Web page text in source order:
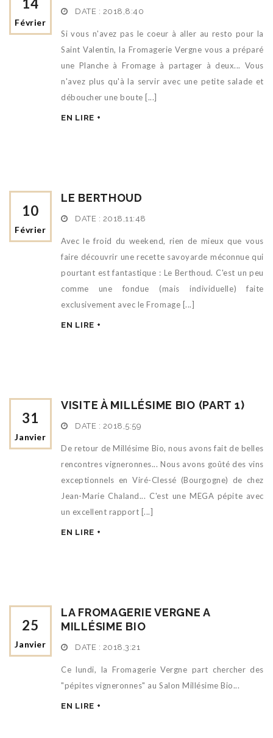
14
Février
DATE : 2018,8:40
Si vous n'avez pas le coeur à aller au resto pour la
Saint Valentin, la Fromagerie Vergne vous a préparé
une Planche à Fromage à partager à deux... Vous
n'avez plus qu'à la servir avec une petite salade et
déboucher une boute [...]
EN LIRE +
10
Février
LE BERTHOUD
DATE : 2018,11:48
Avec le froid du weekend, rien de mieux que vous
faire découvrir une recette savoyarde méconnue qui
pourtant est fantastique : Le Berthoud. C'est un peu
comme une fondue (mais individuelle) faite
exclusivement avec le Fromage [...]
EN LIRE +
31
Janvier
VISITE À MILLÉSIME BIO (PART 1)
DATE : 2018,5:59
De retour de Millésime Bio, nous avons fait de belles
rencontres vigneronnes... Nous avons goûté des vins
exceptionnels en Viré-Clessé (Bourgogne) de chez
Jean-Marie Chaland... C'est une MEGA pépite avec
un excellent rapport [...]
EN LIRE +
25
Janvier
LA FROMAGERIE VERGNE A
MILLÉSIME BIO
DATE : 2018,3:21
Ce lundi, la Fromagerie Vergne part chercher des
"pépites vigneronnes" au Salon Millésime Bio...
EN LIRE +